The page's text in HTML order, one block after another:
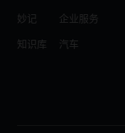
妙记
知识库
企业服务
汽车